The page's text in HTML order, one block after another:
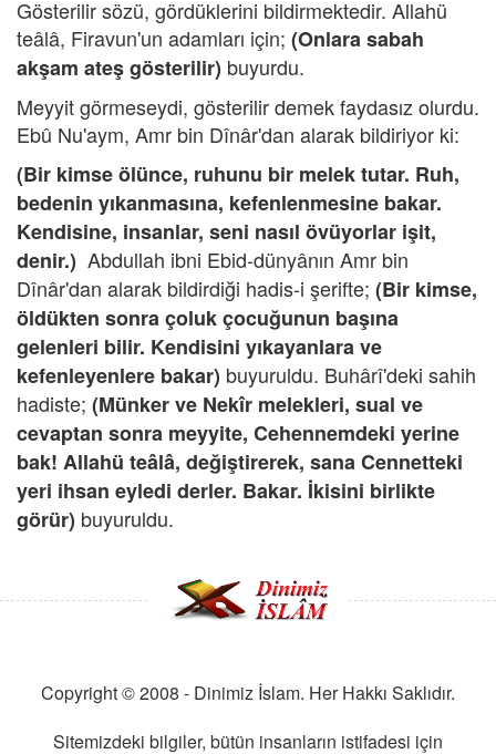
Gösterilir sözü, gördüklerini bildirmektedir. Allahü
teâlâ, Firavun'un adamları için; (Onlara sabah
akşam ateş gösterilir) buyurdu.
Meyyit görmeseydi, gösterilir demek faydasız olurdu.
Ebû Nu'aym, Amr bin Dînâr'dan alarak bildiriyor ki:
(Bir kimse ölünce, ruhunu bir melek tutar. Ruh,
bedenin yıkanmasına, kefenlenmesine bakar.
Kendisine, insanlar, seni nasıl övüyorlar işit,
denir.) Abdullah ibni Ebid-dünyânın Amr bin
Dînâr'dan alarak bildirdiği hadis-i şerifte; (Bir kimse,
öldükten sonra çoluk çocuğunun başına
gelenleri bilir. Kendisini yıkayanlara ve
kefenleyenlere bakar) buyuruldu. Buhârî'deki sahih
hadiste; (Münker ve Nekîr melekleri, sual ve
cevaptan sonra meyyite, Cehennemdeki yerine
bak! Allahü teâlâ, değiştirerek, sana Cennetteki
yeri ihsan eyledi derler. Bakar. İkisini birlikte
görür) buyuruldu.
Copyright © 2008 - Dinimiz İslam. Her Hakkı Saklıdır.
Sitemizdeki bilgiler, bütün insanların istifadesi için